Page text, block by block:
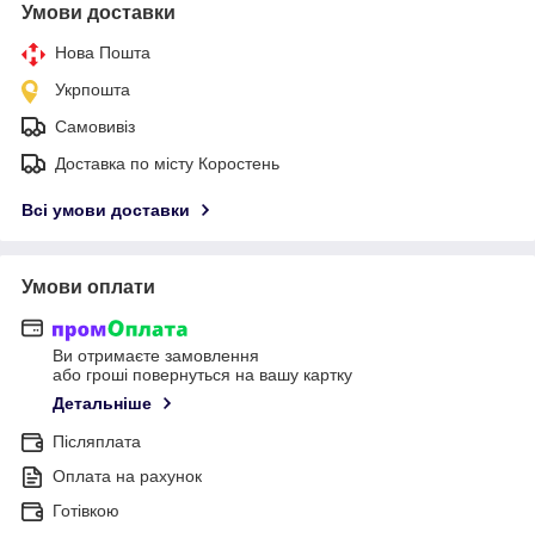
Умови доставки
Нова Пошта
Укрпошта
Самовивіз
Доставка по місту Коростень
Всі умови доставки
Умови оплати
Ви отримаєте замовлення
або гроші повернуться на вашу картку
Детальніше
Післяплата
Оплата на рахунок
Готівкою